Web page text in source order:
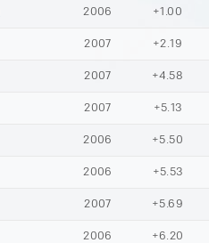
2006 +1.00
2007 +2.19
2007 +4.58
2007 +5.13
2006 +5.50
2006 +5.53
2007 +5.69
2006 +6.20